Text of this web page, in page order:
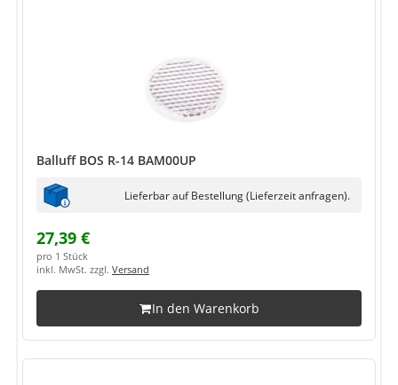
Balluff BOS R-14 BAM00UP
Lieferbar auf Bestellung (Lieferzeit anfragen).
27,39 €
pro 1 Stück
inkl. MwSt. zzgl. Versand
In den Warenkorb